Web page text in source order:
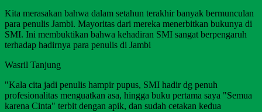
Kita merasakan bahwa dalam setahun terakhir banyak bermunculan
para penulis Jambi. Mayoritas dari mereka menerbitkan bukunya di
SMI. Ini membuktikan bahwa kehadiran SMI sangat berpengaruh
terhadap hadirnya para penulis di Jambi
Wasril Tanjung
"Kala cita jadi penulis hampir pupus, SMI hadir dg penuh
profesionalitas menguatkan asa, hingga buku pertama saya "Semua
karena Cinta" terbit dengan apik, dan sudah cetakan kedua